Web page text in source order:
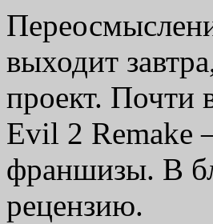
выходит
проект. Почти
Evil 2 Remake
франшизы. В
рецензию.